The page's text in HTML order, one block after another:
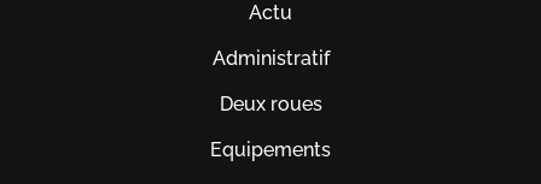
Actu
Administratif
Deux roues
Equipements